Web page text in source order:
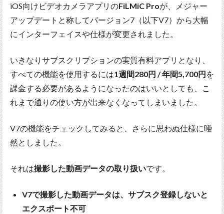
iOS向けビデオカメラアプリのFiLMiC Proが、メジャー
アップデートと称してバージョン7（以下V7）から大幅
にインターフェイスや仕様が変更されました。
いきなりサブスクリプションの実質有料アプリとなり、
すべての機能を使用するには1週間280円 / 年間5,700円 を
課金する必要があるようになったのはいいとしても、こ
れまで通りの使い方が出来なくなってしまいました。
V7の機能をチェックしてみると、さらに思わぬ仕様に唖
然としました。
それは撮影した動画データの取り扱いです。
V7で撮影した動画データは、サブスク登録しないと
エクスポート不可